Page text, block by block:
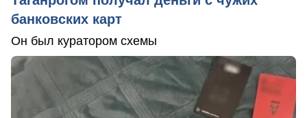
банковских карт
Он был куратором схемы